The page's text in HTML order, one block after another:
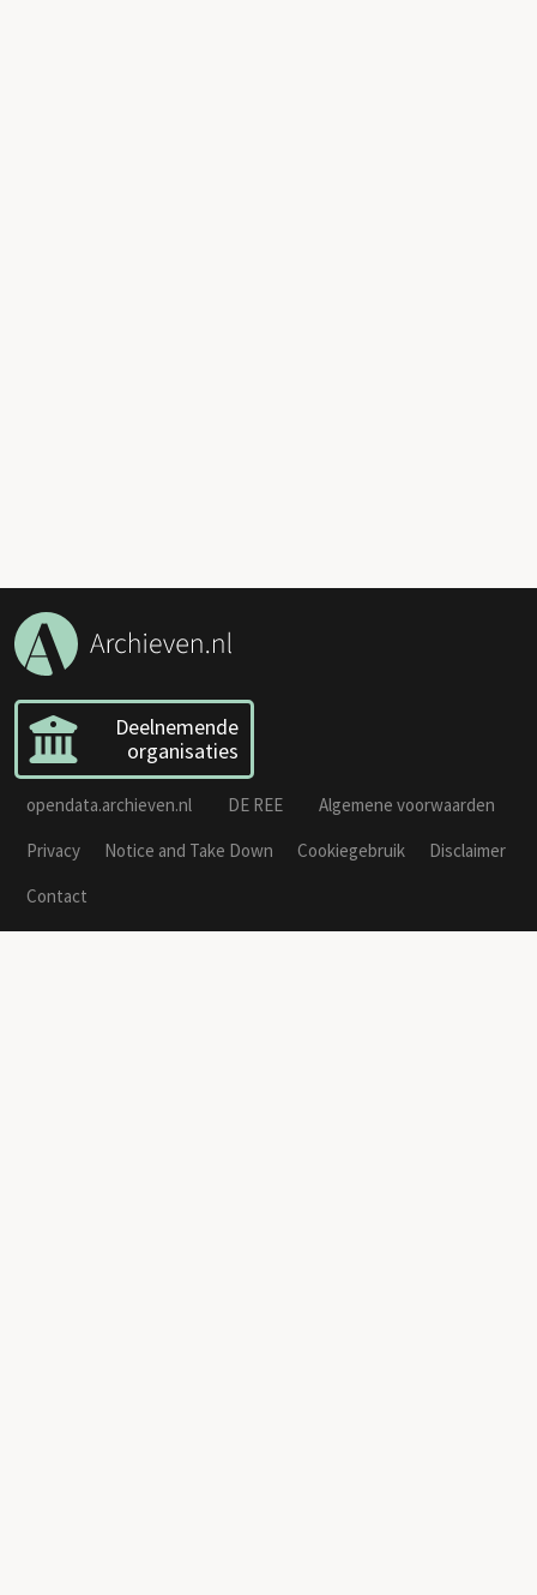
Deelnemende
organisaties
opendata.archieven.nl DE REE
Algemene voorwaarden
Privacy
Notice and Take Down Cookiegebruik
Disclaimer
Contact